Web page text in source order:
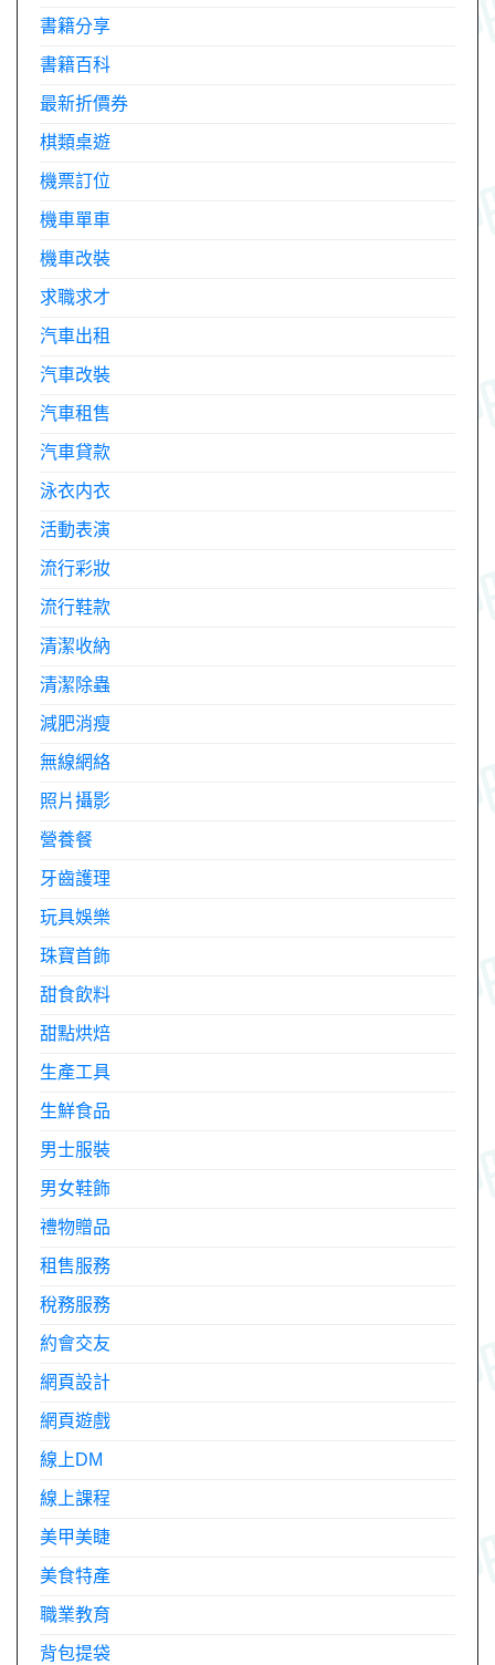
書籍分享
書籍百科
最新折價券
棋類桌遊
機票訂位
機車單車
機車改裝
求職求才
汽車出租
汽車改裝
汽車租售
汽車貸款
泳衣内衣
活動表演
流行彩妝
流行鞋款
清潔收納
清潔除蟲
減肥消瘦
無線網絡
照片攝影
營養餐
牙齒護理
玩具娛樂
珠寶首飾
甜食飲料
甜點烘焙
生產工具
生鮮食品
男士服裝
男女鞋飾
禮物贈品
租售服務
稅務服務
約會交友
網頁設計
網頁遊戲
線上DM
線上課程
美甲美睫
美食特產
職業教育
背包提袋